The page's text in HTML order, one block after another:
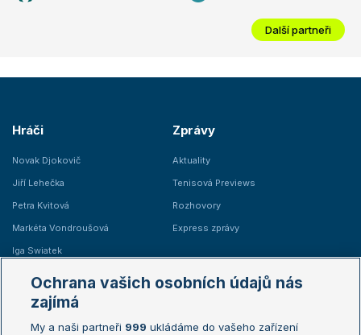
Další partneři
Hráči
Novak Djokovič
Jiří Lehečka
Petra Kvitová
Markéta Vondroušová
Iga Swiatek
Zprávy
Aktuality
Tenisová Previews
Rozhovory
Express zprávy
Žebříčky
Žebříček ATP (muži)
Australian Open
Ochrana vašich osobních údajů nás
zajímá
My a naši partneři 999 ukládáme do vašeho zařízení